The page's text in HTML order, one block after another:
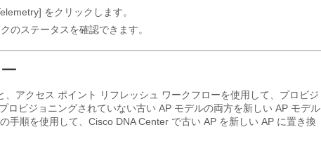
をクリックします。
のステータスを確認できます。
、アクセス ポイント リフレッシュ ワークフローを使用して、プロビジ
ロビジョニングされていない古い AP モデルの両方を新しい AP モデル
手順を使用して、 Cisco DNA Center で古い AP を新しい AP に置き換